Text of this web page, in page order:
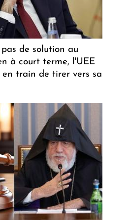
de solution au
à court terme, l'UEE
train de tirer vers sa